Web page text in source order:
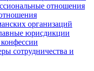
отношения
организаций
юрисдикции
сотрудничества и